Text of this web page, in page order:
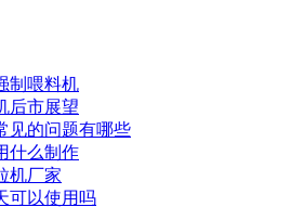
制喂料机
后市展望
见的问题有哪些
什么制作
机厂家
可以使用吗